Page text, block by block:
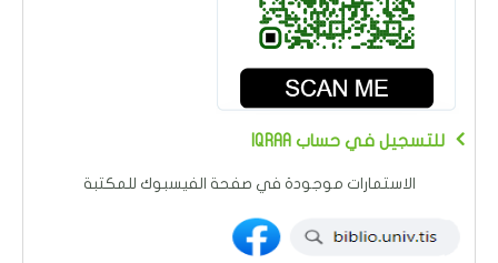
IQRAA للتسجيل في حساب
الاستمارات موجودة في صفحة الفيسبوك للمكتبة